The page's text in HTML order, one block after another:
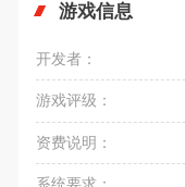
游戏信息
开发者：
游戏评级：
资费说明：